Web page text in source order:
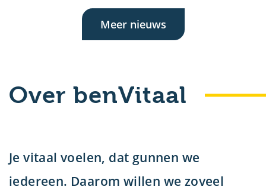
Meer nieuws
Over benVitaal
Je vitaal voelen, dat gunnen we
iedereen. Daarom willen we zoveel